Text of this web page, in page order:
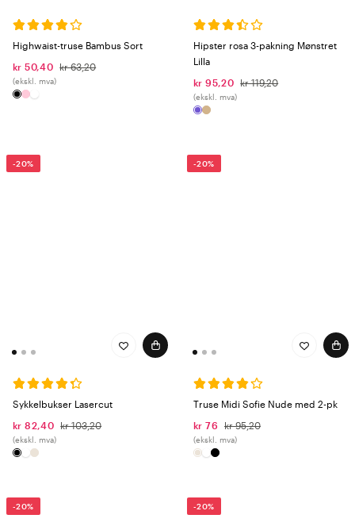
Highwaist-truse Bambus Sort
kr 50,40 kr 63,20
(ekskl. mva)
Hipster rosa 3-pakning Mønstret
Lilla
kr 95,20 kr 119,20
(ekskl. mva)
-20%
Sykkelbukser Lasercut
kr 82,40 kr 103,20
(ekskl. mva)
-20%
Truse Midi Sofie Nude med 2-pk
kr 76
kr 95,20
(ekskl. mva)
-20% -20%